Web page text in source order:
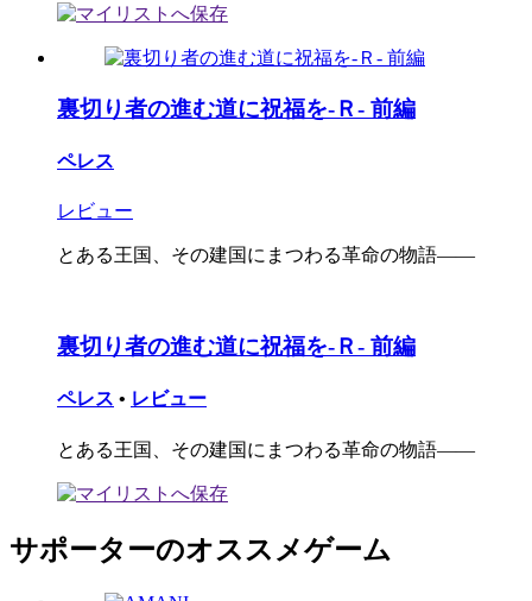
裏切り者の進む道に祝福を‐Ｒ‐ 前編
ペレス
レビュー
とある王国、その建国にまつわる革命の物語――
裏切り者の進む道に祝福を‐Ｒ‐ 前編
ペレス • レビュー
とある王国、その建国にまつわる革命の物語――
サポーターのオススメゲーム